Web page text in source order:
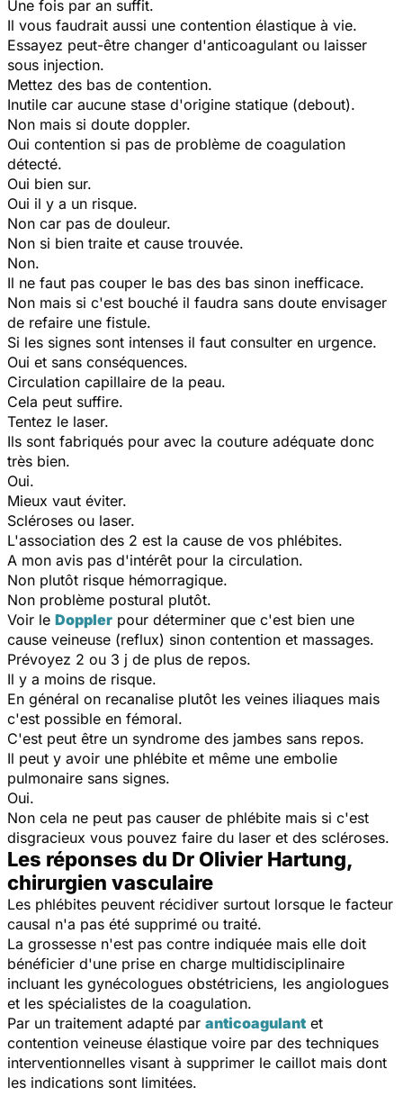
Une fois par an suffit.
Il vous faudrait aussi une contention élastique à vie.
Essayez peut-être changer d'anticoagulant ou laisser
sous injection.
Mettez des bas de contention.
Inutile car aucune stase d'origine statique (debout).
Non mais si doute doppler.
Oui contention si pas de problème de coagulation
détecté.
Oui bien sur.
Oui il y a un risque.
Non car pas de douleur.
Non si bien traite et cause trouvée.
Non.
Il ne faut pas couper le bas des bas sinon inefficace.
Non mais si c'est bouché il faudra sans doute envisager
de refaire une fistule.
Si les signes sont intenses il faut consulter en urgence.
Oui et sans conséquences.
Circulation capillaire de la peau.
Cela peut suffire.
Tentez le laser.
Ils sont fabriqués pour avec la couture adéquate donc
très bien.
Oui.
Mieux vaut éviter.
Scléroses ou laser.
L'association des 2 est la cause de vos phlébites.
A mon avis pas d'intérêt pour la circulation.
Non plutôt risque hémorragique.
Non problème postural plutôt.
Voir le Doppler pour déterminer que c'est bien une
cause veineuse (reflux) sinon contention et massages.
Prévoyez 2 ou 3 j de plus de repos.
Il y a moins de risque.
En général on recanalise plutôt les veines iliaques mais
c'est possible en fémoral.
C'est peut être un syndrome des jambes sans repos.
Il peut y avoir une phlébite et même une embolie
pulmonaire sans signes.
Oui.
Non cela ne peut pas causer de phlébite mais si c'est
disgracieux vous pouvez faire du laser et des scléroses.
Les réponses du Dr Olivier Hartung,
chirurgien vasculaire
Les phlébites peuvent récidiver surtout lorsque le facteur
causal n'a pas été supprimé ou traité.
La grossesse n'est pas contre indiquée mais elle doit
bénéficier d'une prise en charge multidisciplinaire
incluant les gynécologues obstétriciens, les angiologues
et les spécialistes de la coagulation.
Par un traitement adapté par anticoagulant et
contention veineuse élastique voire par des techniques
interventionnelles visant à supprimer le caillot mais dont
les indications sont limitées.